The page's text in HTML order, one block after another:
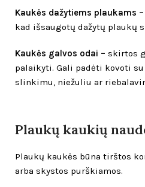
Kaukės dažytiems plaukams –
kad išsaugotų dažytų plaukų
Kaukės galvos odai – skirtos
palaikyti. Gali padėti kovoti
slinkimu, niežuliu ar
Plaukų kaukių
Plaukų kaukės būna tirštos
arba skystos purškiamos.